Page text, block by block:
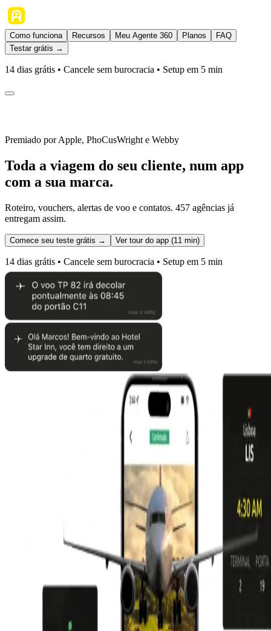
Como funciona Recursos Meu Agente 360 Planos
FAQ
Testar grátis →
14 dias grátis • Cancele sem burocracia • Setup em 5 min
Premiado por Apple, PhoCusWright e Webby
Toda a viagem do seu cliente, num app
com a sua marca.
Roteiro, vouchers, alertas de voo e contatos. 457 agências já
entregam assim.
Comece seu teste grátis → Ver tour do app (11 min)
14 dias grátis • Cancele sem burocracia • Setup em 5 min